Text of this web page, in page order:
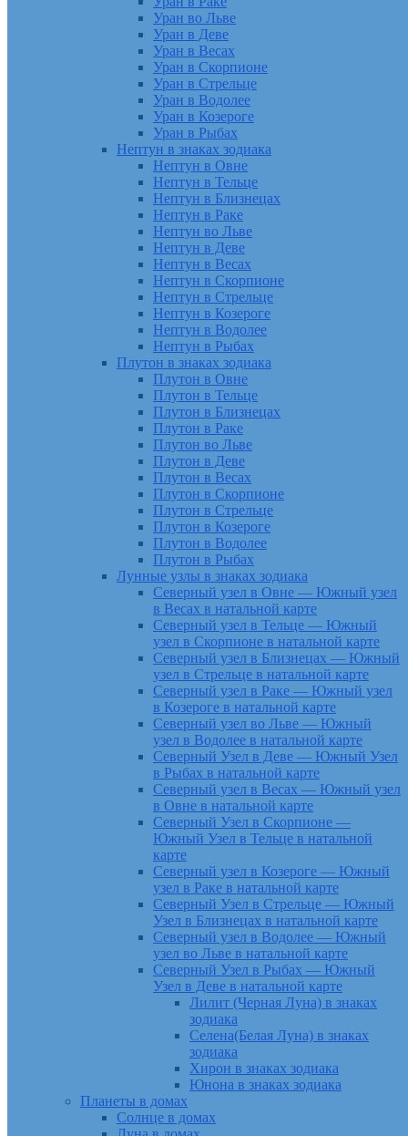
Уран во Льве
Уран в Деве
Уран в Весах
Уран в Скорпионе
Уран в Стрельце
Уран в Водолее
Уран в Козероге
Уран в Рыбах
Нептун в знаках зодиака
Нептун в Овне
Нептун в Тельце
Нептун в Близнецах
Нептун в Раке
Нептун во Льве
Нептун в Деве
Нептун в Весах
Нептун в Скорпионе
Нептун в Стрельце
Нептун в Козероге
Нептун в Водолее
Нептун в Рыбах
Плутон в знаках зодиака
Плутон в Овне
Плутон в Тельце
Плутон в Близнецах
Плутон в Раке
Плутон во Льве
Плутон в Деве
Плутон в Весах
Плутон в Скорпионе
Плутон в Стрельце
Плутон в Козероге
Плутон в Водолее
Плутон в Рыбах
Лунные узлы в знаках зодиака
Северный узел в Овне — Южный узел
в Весах в натальной карте
Северный узел в Тельце — Южный
узел в Скорпионе в натальной карте
Северный узел в Близнецах — Южный
узел в Стрельце в натальной карте
Северный узел в Раке — Южный узел
в Козероге в натальной карте
Северный узел во Льве — Южный
узел в Водолее в натальной карте
Северный Узел в Деве — Южный Узел
в Рыбах в натальной карте
Северный узел в Весах — Южный узел
в Овне в натальной карте
Северный Узел в Скорпионе —
Южный Узел в Тельце в натальной
карте
Северный узел в Козероге — Южный
узел в Раке в натальной карте
Северный Узел в Стрельце — Южный
Узел в Близнецах в натальной карте
Северный узел в Водолее — Южный
узел во Льве в натальной карте
Северный Узел в Рыбах — Южный
Узел в Деве в натальной карте
Лилит (Черная Луна) в знаках
зодиака
Селена(Белая Луна) в знаках
зодиака
Хирон в знаках зодиака
Юнона в знаках зодиака
Планеты в домах
Солнце в домах